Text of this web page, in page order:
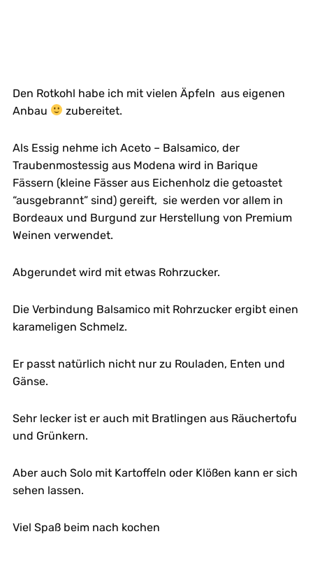
Den Rotkohl habe ich mit vielen Äpfeln aus eigenen
Anbau
zubereitet.
Als Essig nehme ich Aceto – Balsamico, der
Traubenmostessig aus Modena wird in Barique
Fässern (kleine Fässer aus Eichenholz die getoastet
“ausgebrannt” sind) gereift, sie werden vor allem in
Bordeaux und Burgund zur Herstellung von Premium
Weinen verwendet.
Abgerundet wird mit etwas Rohrzucker.
Die Verbindung Balsamico mit Rohrzucker ergibt einen
karameligen Schmelz.
Er passt natürlich nicht nur zu Rouladen, Enten und
Gänse.
Sehr lecker ist er auch mit Bratlingen aus Räuchertofu
und Grünkern.
Aber auch Solo mit Kartoffeln oder Klößen kann er sich
sehen lassen.
Viel Spaß beim nach kochen